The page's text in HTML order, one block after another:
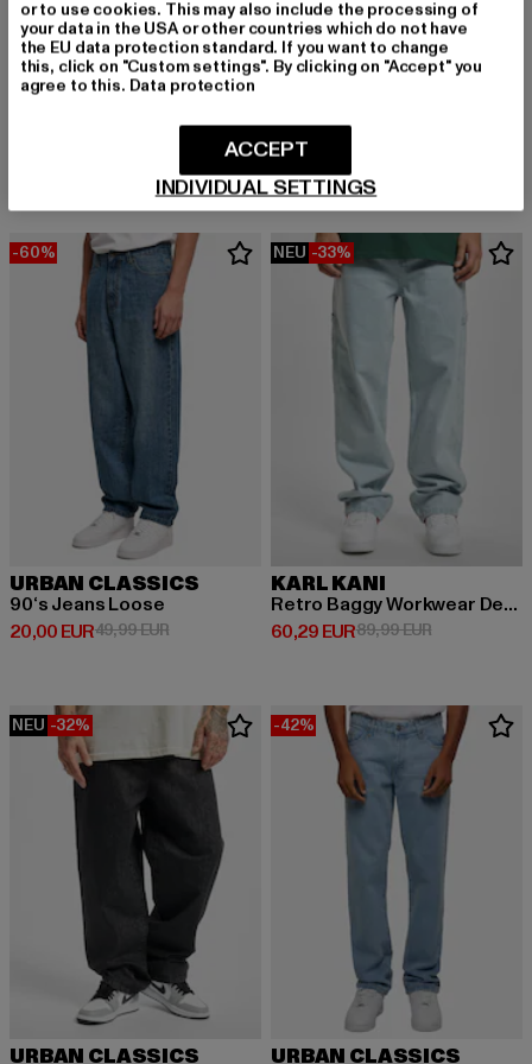
Junan Baggy Basic Shorts
Derzeitiger Preis: 37,99 EUR
ZANOS NC MID
71,49 EUR
Derzeitiger Preis: 71,49 EUR
-60%
URBAN CLASSICS
90‘s Jeans Loose
20,00 EUR
Derzeitiger Preis: 20,00 EUR
49,99 EURAktionspreis: 49,99 EUR
NEU -33%
KARL KANI
Retro Baggy Workwear Denim Loose Fit
60,29 EUR
Derzeitiger Preis: 60,29 EUR
89,99 EURAktionspreis:
NEU -32%
URBAN CLASSICS
-42%
URBAN CLASSICS
or to use cookies. This may also include the processing of
your data in the USA or other countries which do not have
the EU data protection standard. If you want to change
this, click on "Custom settings". By clicking on "Accept" you
agree to this. Data protection
INDIVIDUAL SETTINGS
ACCEPT